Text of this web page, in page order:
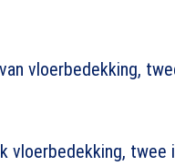
vloerbedekking,
vloerbedekking, twee